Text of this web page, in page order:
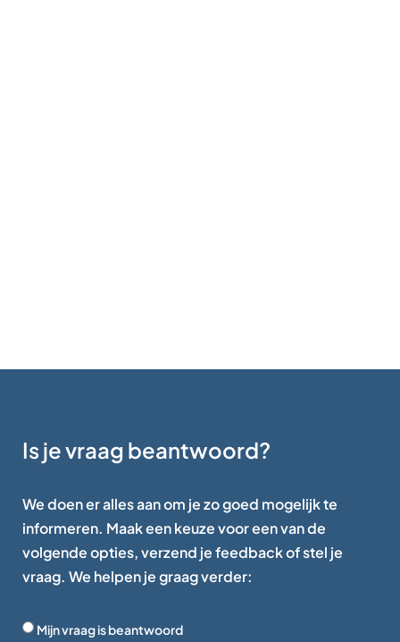
Is je vraag beantwoord?
We doen er alles aan om je zo goed mogelijk te
informeren. Maak een keuze voor een van de
volgende opties, verzend je feedback of stel je
vraag. We helpen je graag verder:
Mijn vraag is beantwoord